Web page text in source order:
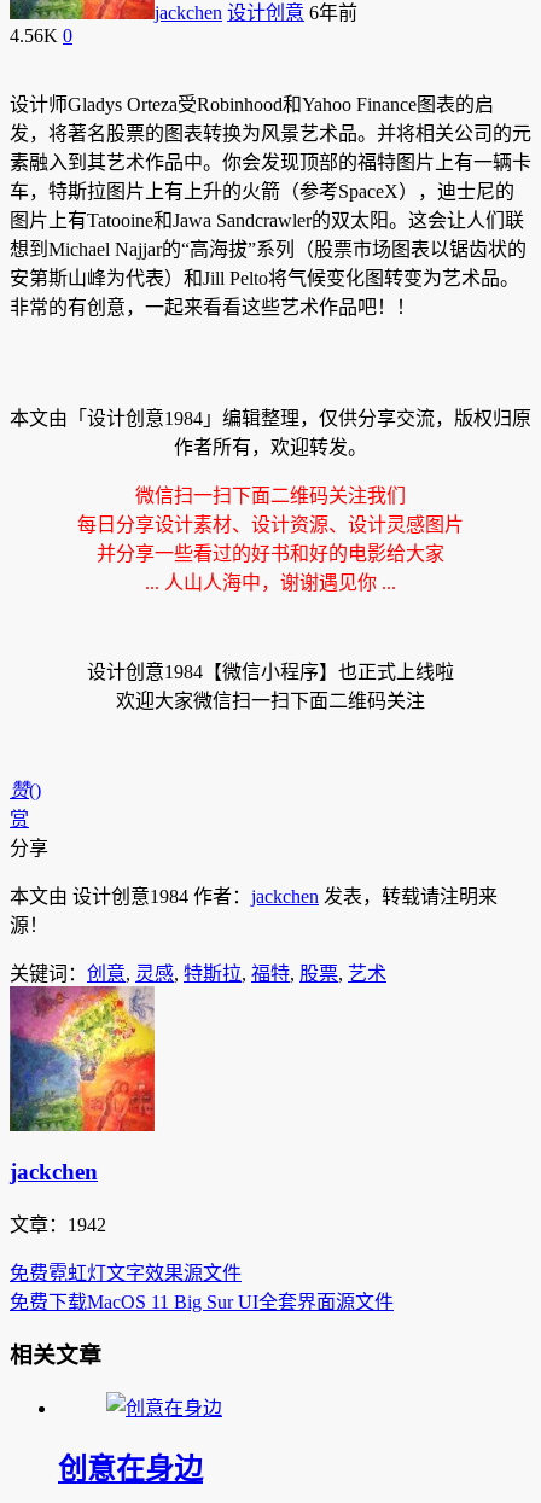
jackchen 设计创意 6年前
4.56K 0
设计师Gladys Orteza受Robinhood和Yahoo Finance图表的启
发，将著名股票的图表转换为风景艺术品。并将相关公司的元
素融入到其艺术作品中。你会发现顶部的福特图片上有一辆卡
车，特斯拉图片上有上升的火箭（参考SpaceX），迪士尼的
图片上有Tatooine和Jawa Sandcrawler的双太阳。这会让人们联
想到Michael Najjar的“高海拔”系列（股票市场图表以锯齿状的
安第斯山峰为代表）和Jill Pelto将气候变化图转变为艺术品。
非常的有创意，一起来看看这些艺术作品吧！！
本文由「设计创意1984」编辑整理，仅供分享交流，版权归原
作者所有，欢迎转发。
微信扫一扫下面二维码关注我们
每日分享设计素材、设计资源、设计灵感图片
并分享一些看过的好书和好的电影给大家
... 人山人海中，谢谢遇见你 ...
设计创意1984【微信小程序】也正式上线啦
欢迎大家微信扫一扫下面二维码关注
赞()
赏
分享
本文由 设计创意1984 作者： jackchen 发表，转载请注明来
源！
关键词： 创意, 灵感, 特斯拉, 福特, 股票, 艺术
jackchen
文章：1942
免费霓虹灯文字效果源文件
免费下载MacOS 11 Big Sur UI全套界面源文件
相关文章
创意在身边